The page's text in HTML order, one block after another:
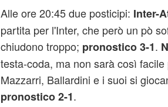
Alle ore 20:45 due posticipi: Inter-
partita per l'Inter, che però un pò
chiudono troppo; pronostico 3-1.
testa-coda, ma non sarà così
Mazzarri, Ballardini e i suoi si
pronostico 2-1.